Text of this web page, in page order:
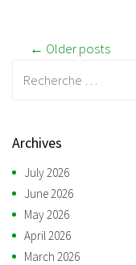
Post
← Older posts
Archives
July 2026
June 2026
May 2026
April 2026
March 2026